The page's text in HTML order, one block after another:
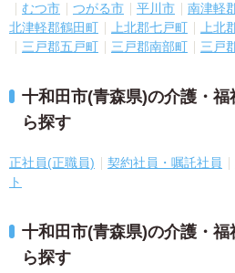
むつ市
つがる市 平川市 南津軽
北津軽郡鶴田町
上北郡七戸町 上北
三戸郡五戸町
三戸郡南部町 三戸
十和田市(青森県)の介護・
ら探す
正社員(正職員) 契約社員・嘱託社員
ト
十和田市(青森県)の介護・
ら探す